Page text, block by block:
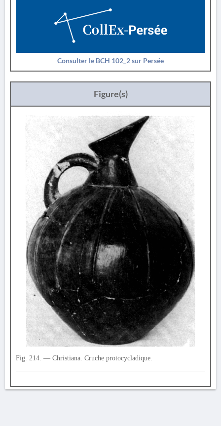
Consulter le BCH 102_2 sur Persée
Figure(s)
Fig. 214. — Christiana. Cruche protocycladique.